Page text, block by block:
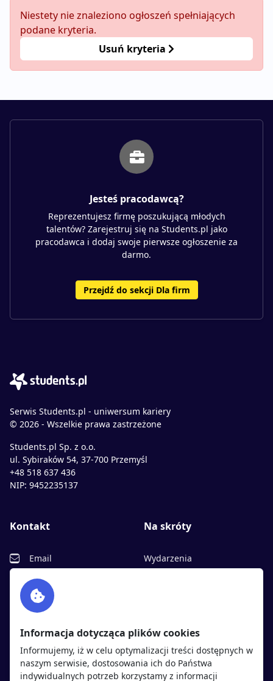
Niestety nie znaleziono ogłoszeń spełniających
podane kryteria.
Usuń kryteria
Jesteś pracodawcą?
Reprezentujesz firmę poszukującą młodych
talentów? Zarejestruj się na Students.pl jako
pracodawca i dodaj swoje pierwsze ogłoszenie za
darmo.
Przejdź do sekcji Dla firm
Serwis Students.pl - uniwersum kariery
© 2026 - Wszelkie prawa zastrzeżone
Students.pl Sp. z o.o.
ul. Sybiraków 54, 37-700 Przemyśl
+48 518 637 436
NIP: 9452235137
Kontakt
Email
Facebook
Twitter
Na skróty
Wydarzenia
Polityka cookies
Polityka prywatności
Informacja dotycząca plików cookies
Informujemy, iż w celu optymalizacji treści dostępnych w
naszym serwisie, dostosowania ich do Państwa
indywidualnych potrzeb korzystamy z informacji